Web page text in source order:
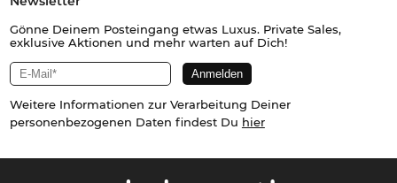
Gönne Deinem Posteingang etwas Luxus. Private Sales,
exklusive Aktionen und mehr warten auf Dich!
Weitere Informationen zur Verarbeitung Deiner
personenbezogenen Daten findest Du hier